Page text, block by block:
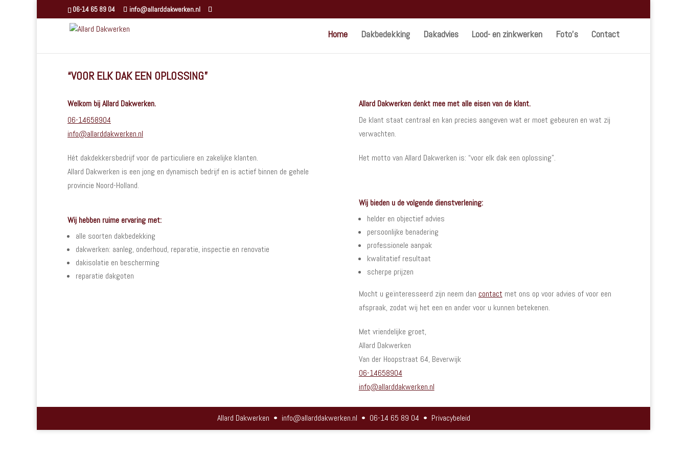
06-14 65 89 04 info@allarddakwerken.nl
Home Dakbedekking Dakadvies Lood- en zinkwerken Foto’s Contact
“VOOR ELK DAK EEN OPLOSSING”
Welkom bij Allard Dakwerken.
06-14658904
info@allarddakwerken.nl
Hét dakdekkersbedrijf voor de particuliere en zakelijke klanten.
Allard Dakwerken is een jong en dynamisch bedrijf en is actief binnen de gehele
provincie Noord-Holland.
Wij hebben ruime ervaring met:
alle soorten dakbedekking
dakwerken: aanleg, onderhoud, reparatie, inspectie en renovatie
dakisolatie en bescherming
reparatie dakgoten
Allard Dakwerken denkt mee met alle eisen van de klant.
De klant staat centraal en kan precies aangeven wat er moet gebeuren en wat zij
verwachten.
Het motto van Allard Dakwerken is: “voor elk dak een oplossing”.
Wij bieden u de volgende dienstverlening:
helder en objectief advies
persoonlijke benadering
professionele aanpak
kwalitatief resultaat
scherpe prijzen
Mocht u geïnteresseerd zijn neem dan contact met ons op voor advies of voor een
afspraak, zodat wij het een en ander voor u kunnen betekenen.
Met vriendelijke groet,
Allard Dakwerken
Van der Hoopstraat 64, Beverwijk
06-14658904
info@allarddakwerken.nl
Allard Dakwerken • info@allarddakwerken.nl • 06-14 65 89 04 • Privacybeleid